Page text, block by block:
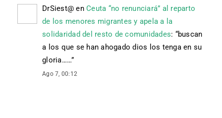
DrSiest@ en Ceuta “no renunciará” al reparto
de los menores migrantes y apela a la
solidaridad del resto de comunidades: “buscan
a los que se han ahogado dios los tenga en su
gloria……”
Ago 7, 00:12